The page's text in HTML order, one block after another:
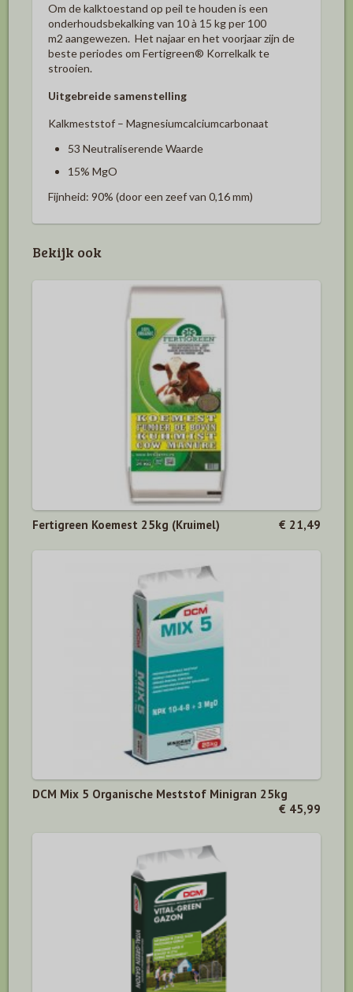
Om de kalktoestand op peil te houden is een
onderhoudsbekalking van 10 à 15 kg per 100
m2 aangewezen. Het najaar en het voorjaar zijn de
beste periodes om Fertigreen® Korrelkalk te
strooien.
Uitgebreide samenstelling
Kalkmeststof – Magnesiumcalciumcarbonaat
53 Neutraliserende Waarde
15% MgO
Fijnheid: 90% (door een zeef van 0,16 mm)
Bekijk ook
Fertigreen Koemest 25kg (Kruimel) € 21,49
DCM Mix 5 Organische Meststof Minigran 25kg
€ 45,99